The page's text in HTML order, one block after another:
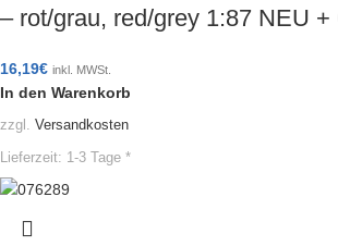
– rot/grau, red/grey 1:87 NEU +
16,19€ inkl. MWSt.
In den Warenkorb
zzgl. Versandkosten
Lieferzeit: 1-3 Tage *